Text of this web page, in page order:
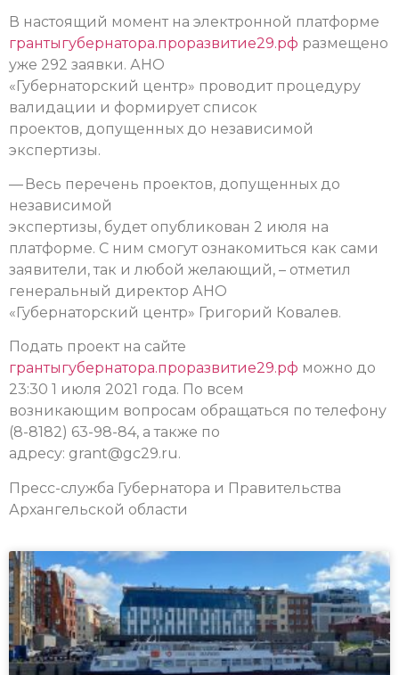
В настоящий момент на электронной платформе
грантыгубернатора.проразвитие29.рф размещено
уже 292 заявки. АНО
«Губернаторский центр» проводит процедуру
валидации и формирует список
проектов, допущенных до независимой
экспертизы.
— Весь перечень проектов, допущенных до
независимой
экспертизы, будет опубликован 2 июля на
платформе. С ним смогут ознакомиться как сами
заявители, так и любой желающий, – отметил
генеральный директор АНО
«Губернаторский центр» Григорий Ковалев.
Подать проект на сайте
грантыгубернатора.проразвитие29.рф можно до
23:30 1 июля 2021 года. По всем
возникающим вопросам обращаться по телефону
(8-8182) 63-98-84, а также по
адресу: grant@gc29.ru.
Пресс-служба Губернатора и Правительства
Архангельской области